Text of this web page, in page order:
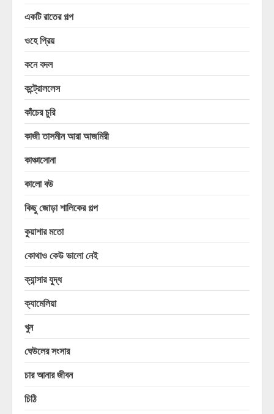
একটি রাতের গল্প
ওহে প্রিয়
কনে বদল
কন্ট্রোললেস
কাঁচের চুরি
কাজী তাসমীন আরা আজমিরী
কাঞ্চাসোনা
কালো বউ
কিছু জোড়া শালিকের গল্প
কুয়াশার মতো
কোথাও কেউ ভালো নেই
ক্যান্সার যুদ্ধ
ক্যামেলিয়া
খুন
ঘেউলের সংসার
চার আনার জীবন
চিঠি